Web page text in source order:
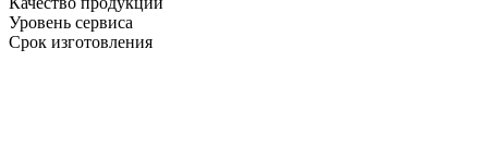
Уровень сервиса
Срок изготовления